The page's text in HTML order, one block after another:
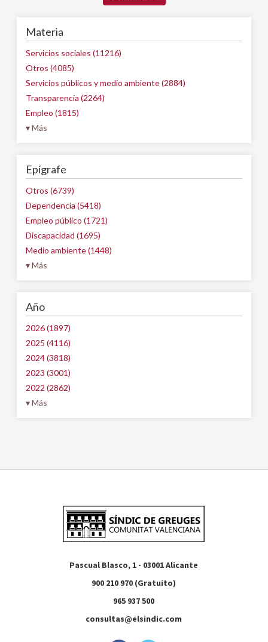
Materia
Servicios sociales (11216)
Otros (4085)
Servicios públicos y medio ambiente (2884)
Transparencia (2264)
Empleo (1815)
▾ Más
Epígrafe
Otros (6739)
Dependencia (5418)
Empleo público (1721)
Discapacidad (1695)
Medio ambiente (1448)
▾ Más
Año
2026 (1897)
2025 (4116)
2024 (3818)
2023 (3001)
2022 (2862)
▾ Más
Pascual Blasco, 1 - 03001 Alicante
900 210 970 (Gratuito)
965 937 500
consultas@elsindic.com